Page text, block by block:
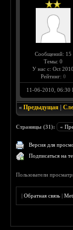
Сообщений: 15
Темы: 0
У нас с: Oct 2010
Рейтинг: 0
11-06-2010, 06:30
«Предыдущая |
Страницы (31): «
Версия для
Подписаться на
Пользователи
|Обратная связь |